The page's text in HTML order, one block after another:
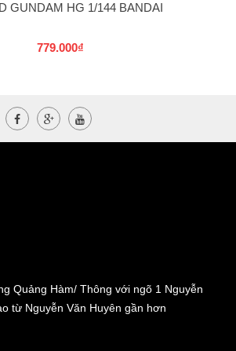
GUNDAM HG 1/144 BANDAI
779.000₫
Quảng Hàm/ Thông với ngõ 1 Nguyễn
từ Nguyễn Văn Huyên gần hơn